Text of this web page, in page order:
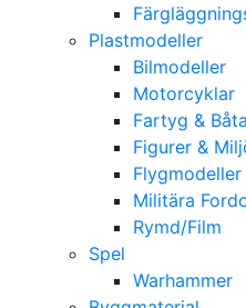
Plastmodeller
Bilmodeller
Motorcyklar
Fartyg &
Figurer &
Flygmodeller
Militära
Rymd/Film
Spel
Warhammer